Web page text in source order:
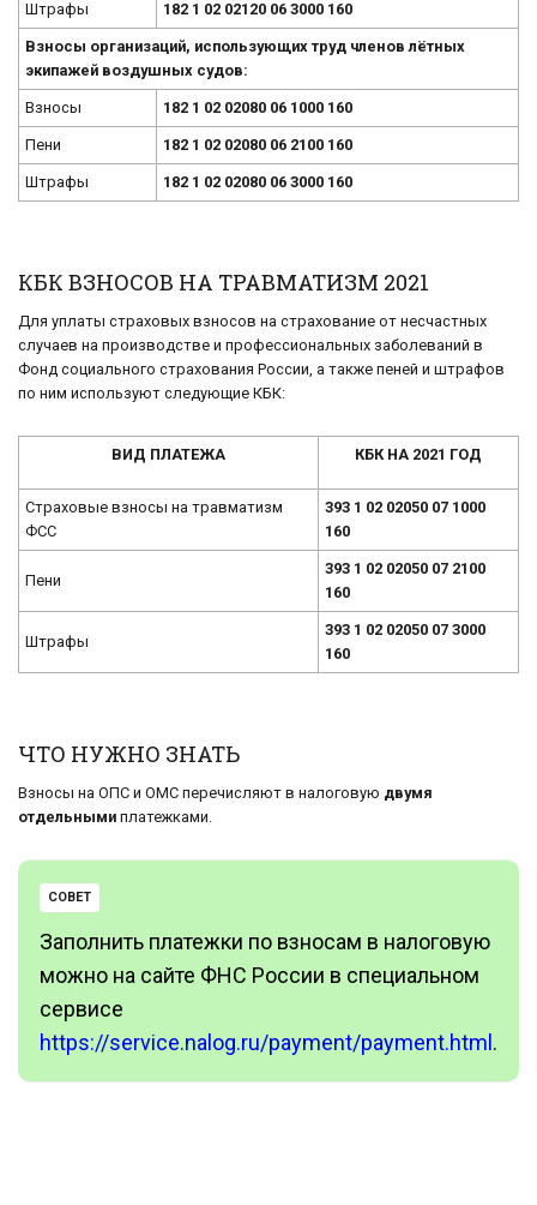
Штрафы 182 1 02 02120 06 3000 160
Взносы организаций, использующих труд членов лётных
экипажей воздушных судов:
Взносы 182 1 02 02080 06 1000 160
Пени 182 1 02 02080 06 2100 160
Штрафы 182 1 02 02080 06 3000 160
КБК ВЗНОСОВ НА ТРАВМАТИЗМ 2021
Для уплаты страховых взносов на страхование от несчастных
случаев на производстве и профессиональных заболеваний в
Фонд социального страхования России, а также пеней и штрафов
по ним используют следующие КБК:
ВИД ПЛАТЕЖА КБК НА 2021 ГОД
Страховые взносы на травматизм
ФСС
393 1 02 02050 07 1000
160
Пени
393 1 02 02050 07 2100
160
Штрафы
393 1 02 02050 07 3000
160
ЧТО НУЖНО ЗНАТЬ
Взносы на ОПС и ОМС перечисляют в налоговую двумя
отдельными платежками.
СОВЕТ
Заполнить платежки по взносам в налоговую
можно на сайте ФНС России в специальном
сервисе
https://service.nalog.ru/payment/payment.html.